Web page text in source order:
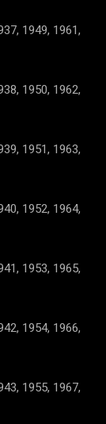
1949, 1961,
1950, 1962,
1951, 1963,
1952, 1964,
1953, 1965,
1954, 1966,
1955, 1967,